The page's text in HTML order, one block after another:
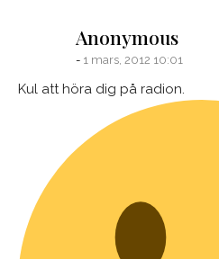
Anonymoussays:
1 mars, 2012 10:01
Kul att höra dig på radion.